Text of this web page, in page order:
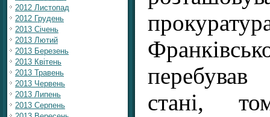
2012 Листопад
2012 Грудень
2013 Січень
2013 Лютий
2013 Березень
2013 Квітень
2013 Травень
2013 Червень
2013 Липень
2013 Серпень
стані,